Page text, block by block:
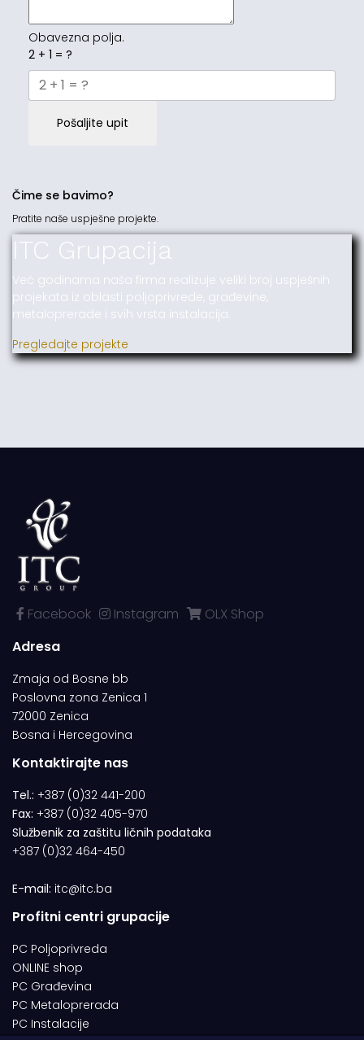
Obavezna polja.
2 + 1 = ?
Pošaljite upit
Čime se bavimo?
Pratite naše uspješne projekte.
ITC Grupacija
Već godinama naša firma realizuje veliki broj uspješnih
projekata iz oblasti poljoprivrede, građevine,
metaloprerade i svih vrsta instalacija.
Pregledajte projekte
Facebook Instagram
OLX Shop
Adresa
Zmaja od Bosne bb
Poslovna zona Zenica 1
72000 Zenica
Bosna i Hercegovina
Kontaktirajte nas
Tel.: +387 (0)32 441-200
Fax: +387 (0)32 405-970
Službenik za zaštitu ličnih podataka
+387 (0)32 464-450
E-mail: itc@itc.ba
Profitni centri grupacije
PC Poljoprivreda
ONLINE shop
PC Građevina
PC Metaloprerada
PC Instalacije